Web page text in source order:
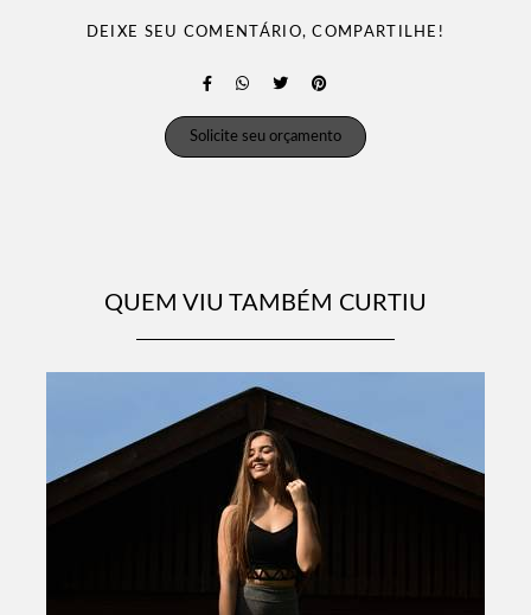
DEIXE SEU COMENTÁRIO, COMPARTILHE!
Solicite seu orçamento
QUEM VIU TAMBÉM CURTIU